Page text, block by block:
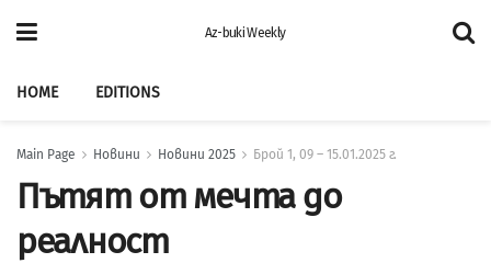
Az-buki Weekly
HOME EDITIONS
Main Page Новини Новини 2025 Брой 1, 09 – 15.01.2025 г.
Пътят от мечта до
реалност